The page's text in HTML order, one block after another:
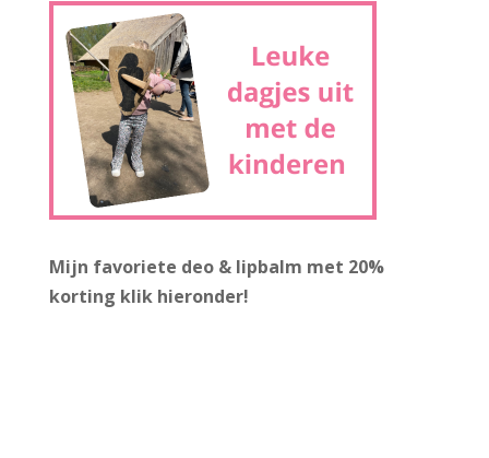
Mijn favoriete deo & lipbalm met 20%
korting klik hieronder!